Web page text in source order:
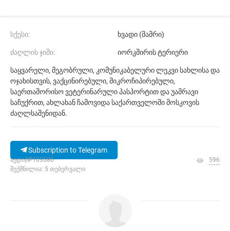
სქესი: ხვადი (მამრი)
ძაღლის ჯიში: იორკშირის ტერიერი
საყვარელი, მეგობრული, კომუნიკაბელური ლეკვი სახლისა და
ოჯახისთვის, ვაქცინირებული, მიკროჩიპირებული,
საერთაშორისო ვეტერინარული პასპორტით და უამრავი
საჩუქრით, ახლახან ჩამოვიდა საქართველოში მოსკოვის
ძაღლსაშენიდან.
Subscription to Telegram
ხედი|№103686
შექმნილია: 5 თებერვალი
596